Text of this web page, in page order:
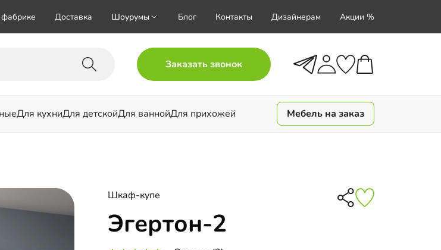
Доставка Шоурумы Блог Контакты Дизайнерам Акции %
Заказать звонок
Для кухниДля детскойДля ваннойДля прихожей Мебель на заказ
Шкаф-купе
Эгертон-2